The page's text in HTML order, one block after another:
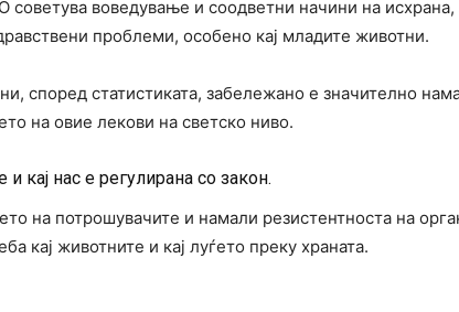
воведување и соодветни начини на исхрана,
проблеми, особено кај младите животни.
според статистиката, забележано е значително
на овие лекови на светско ниво.
кај нас е регулирана со закон.
на потрошувачите и намали резистентноста на
кај животните и кај луѓето преку храната.